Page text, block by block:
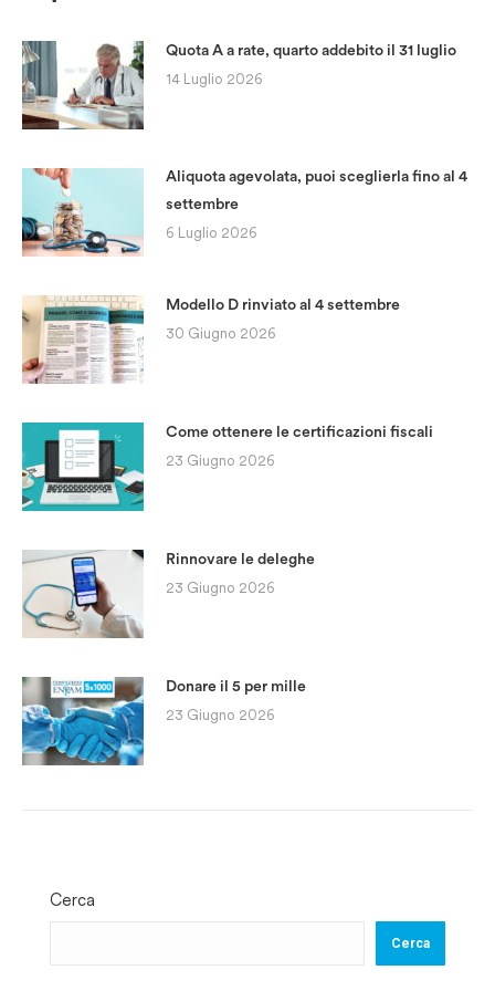
Quota A a rate, quarto addebito il 31 luglio
14 Luglio 2026
Aliquota agevolata, puoi sceglierla fino al 4
settembre
6 Luglio 2026
Modello D rinviato al 4 settembre
30 Giugno 2026
Come ottenere le certificazioni fiscali
23 Giugno 2026
Rinnovare le deleghe
23 Giugno 2026
Donare il 5 per mille
23 Giugno 2026
Cerca
Cerca